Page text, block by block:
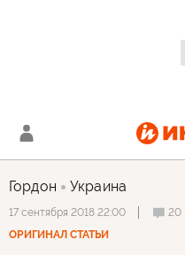
Гордон Украина
17 сентября 2018 22:00 20
ОРИГИНАЛ СТАТЬИ